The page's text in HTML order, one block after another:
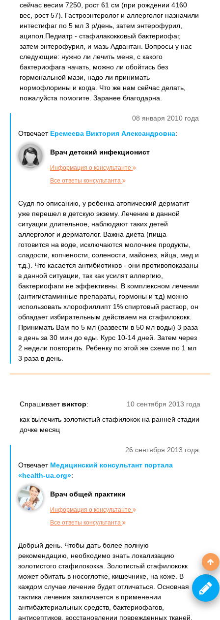
сейчас весим 7250, рост 61 см (при рождении 4160
вес, рост 57). Гастроэнтеролог и аллерголог назначили
интестифаг по 5 мл 3 р/день, затем энтерофурил,
аципол.Педиатр - стафилакокковый бактериофаг,
затем энтерофурил, и мазь Адвантан. Вопросы у нас
следующие: нужно ли лечить меня, с какого
бактериофага начать, можно ли обойтись без
гормональной мази, надо ли принимать
нормофлорины и когда. Что же нам сейчас делать,
пожалуйста помогите. Заранее благодарна.
08 января 2010 года
Отвечает Еремеева Виктория Александровна:
Врач детский инфекционист
Информация о консультанте
Все ответы консультанта
Судя по описанию, у ребенка атопический дерматит
уже перешел в детскую экзему. Лечение в данной
ситуации длительное, наблюдают таких детей
аллерголог и дерматолог. Важна диета (пища
готовится на воде, исключаются молочние продукты,
сладости, копчености, солености, майонез, яйца, мед и
т.д.). Что касается антибиотиков - они противопоказаны
в данной ситуации, так как усилят аллергию,
бактериофаги не эффективны. В комплексном лечении
(антигистаминные препараты, гормоны и т.д) можно
использовать хлорофиллипт 1% спиртовый раствор, он
обладает избирательным действием на стафилококк.
Принимать Вам по 5 мл (развести в 50 мл воды) 3 раза
в день за 30 мин до еды. Курс 10-14 дней. Затем через
2 недели повторить. Ребенку по этой же схеме по 1 мл
3 раза в день.
10 сентября 2013 года
Спрашивает виктор:
как вылечить золотистый стафилокок на ранней стадии
дочке месяц
26 сентября 2013 года
Отвечает Медицинский консультант портала
«health-ua.org»:
Врач общей практики
Информация о консультанте
Все ответы консультанта
Добрый день. Чтобы дать более полную
рекомендацию, необходимо знать локализацию
золотистого стафилококка. Золотистый стафилококк
может обитать в носоглотке, кишечнике, на коже. В
каждом случае лечение будет отличаться. Основная
тактика лечения заключается в применении
антибактериальных средств, бактериофагов,
антисептиков, восстановлении поврежденных тканей.